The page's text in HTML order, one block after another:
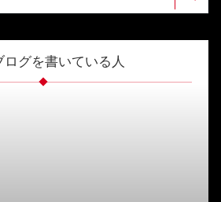
ログを書いている人